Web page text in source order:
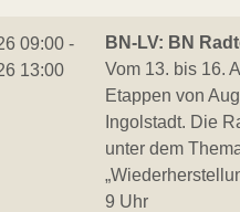
09:00 -
13:00
BN-LV: BN
Vom 13. bis 16.
Etappen von
Ingolstadt. Die
unter dem
9 Uhr